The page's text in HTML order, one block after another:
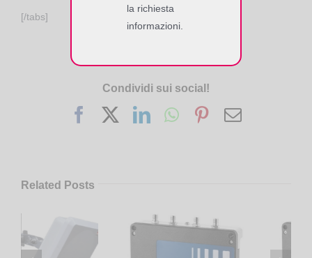
[/tabs]
Condividi sui social!
FacebookLinkedInWhatsApp
Pinterest
Email
Related Posts
la richiesta
informazioni.